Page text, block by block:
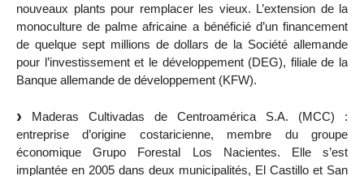
nouveaux plants pour remplacer les vieux. L’extension de la
monoculture de palme africaine a bénéficié d’un financement
de quelque sept millions de dollars de la Société allemande
pour l’investissement et le développement (DEG), filiale de la
Banque allemande de développement (KFW).
Maderas Cultivadas de Centroamérica S.A. (MCC) :
entreprise d’origine costaricienne, membre du groupe
économique Grupo Forestal Los Nacientes. Elle s’est
implantée en 2005 dans deux municipalités, El Castillo et San